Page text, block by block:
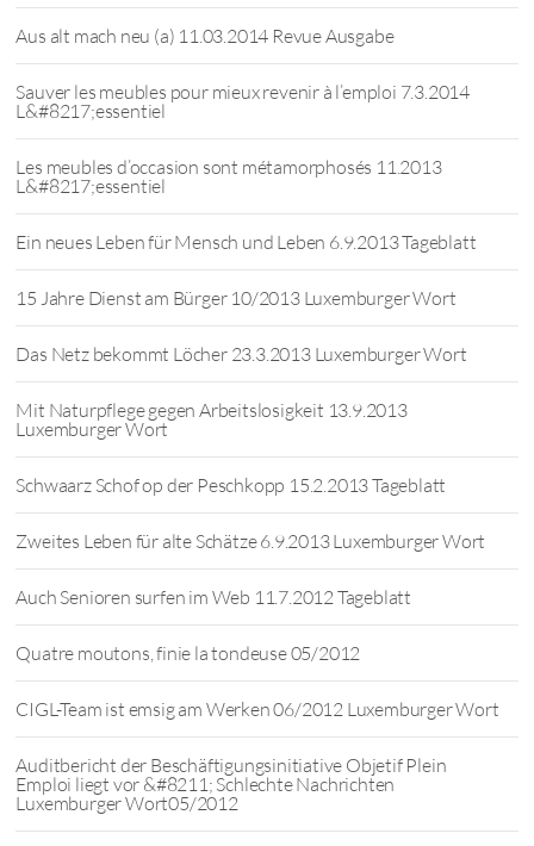
Aus alt mach neu (a) 11.03.2014 Revue Ausgabe
Sauver les meubles pour mieux revenir à l’emploi 7.3.2014
L&#8217;essentiel
Les meubles d’occasion sont métamorphosés 11.2013
L&#8217;essentiel
Ein neues Leben für Mensch und Leben 6.9.2013 Tageblatt
15 Jahre Dienst am Bürger 10/2013 Luxemburger Wort
Das Netz bekommt Löcher 23.3.2013 Luxemburger Wort
Mit Naturpflege gegen Arbeitslosigkeit 13.9.2013
Luxemburger Wort
Schwaarz Schof op der Peschkopp 15.2.2013 Tageblatt
Zweites Leben für alte Schätze 6.9.2013 Luxemburger Wort
Auch Senioren surfen im Web 11.7.2012 Tageblatt
Quatre moutons, finie la tondeuse 05/2012
CIGL-Team ist emsig am Werken 06/2012 Luxemburger Wort
Auditbericht der Beschäftigungsinitiative Objetif Plein
Emploi liegt vor &#8211; Schlechte Nachrichten
Luxemburger Wort05/2012